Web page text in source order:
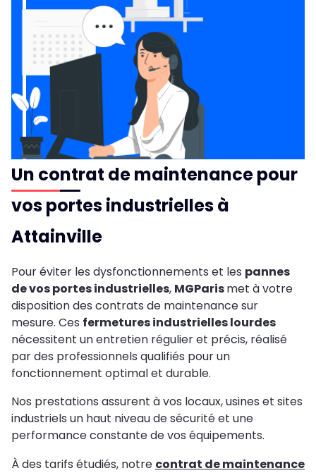
Un contrat de maintenance pour
vos portes industrielles à
Attainville
Pour éviter les dysfonctionnements et les pannes
de vos portes industrielles, MGParismet à votre
disposition des contrats de maintenance sur
mesure. Ces fermetures industrielles lourdes
nécessitent un entretien régulier et précis, réalisé
par des professionnels qualifiés pour un
fonctionnement optimal et durable.
Nos prestations assurent à vos locaux, usines et sites
industriels un haut niveau de sécurité et une
performance constante de vos équipements.
À des tarifs étudiés, notre contrat de maintenance